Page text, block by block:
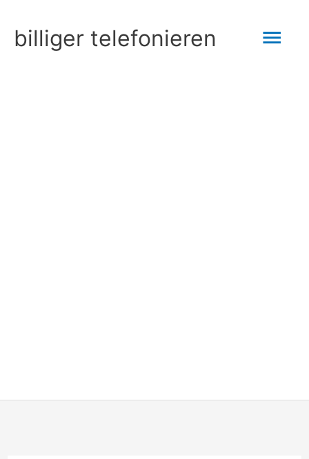
Inhalt
springen
billiger telefonieren